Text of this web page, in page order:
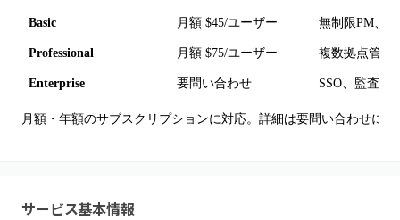
Basic 月額 $45/ユーザー 無制限PM、
Professional 月額 $75/ユーザー 複数拠点管理
Enterprise 要問い合わせ SSO、監査証
月額・年額のサブスクリプションに対応。詳細は要問い合わせに
サービス基本情報